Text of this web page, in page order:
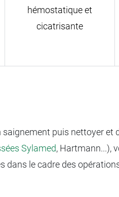
hémostatique et
cicatrisante
puis nettoyer
Sylamed, Hartmann...),
le cadre des